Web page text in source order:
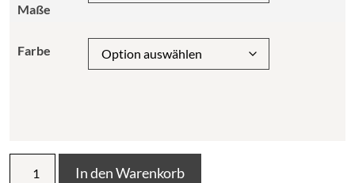
Maße
Farbe
In den Warenkorb